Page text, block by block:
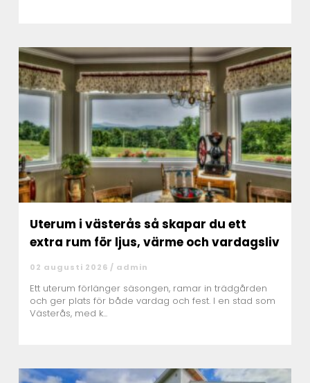
Uterum i västerås så skapar du ett
extra rum för ljus, värme och vardagsliv
02 augusti 2026 / admin
Ett uterum förlänger säsongen, ramar in trädgården
och ger plats för både vardag och fest. I en stad som
Västerås, med k...